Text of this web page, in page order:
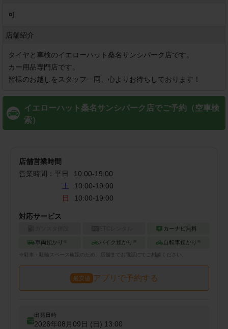
可
店舗紹介
タイヤと車検のイエローハット桑名サンシパーク店です。
カー用品専門店です。
皆様のお越しをスタッフ一同、心よりお待ちしております！
イエローハット桑名サンシパーク店でご予約（空車検
索）
店舗営業時間
営業時間： 平日 10:00-19:00
土
10:00-19:00
日
10:00-19:00
対応サービス
カーナビ無料
車両預かり ※ バイク預かり ※ 自転車預かり ※
※ 駐車・駐輪 スペース確認のため、店舗までお電話にてご相談ください。
最安値 アプリで予約する
出発日時
2026年08月09日 (日) 13:00